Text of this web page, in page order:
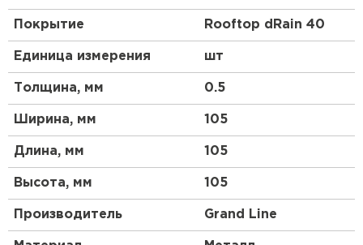
Покрытие Rooftop dRain 40
Единица измерения шт
Толщина, мм 0.5
Ширина, мм 105
Длина, мм 105
Высота, мм 105
Производитель Grand Line
Штакетник